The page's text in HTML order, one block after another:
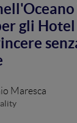
gli Hotel
Maresca